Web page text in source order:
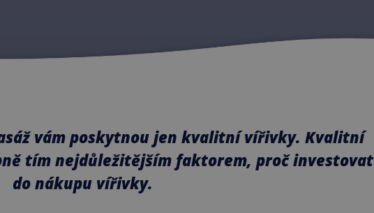
vám poskytnou jen kvalitní vířivky. Kvalitní
tím nejdůležitějším faktorem, proč investovat
do nákupu vířivky.